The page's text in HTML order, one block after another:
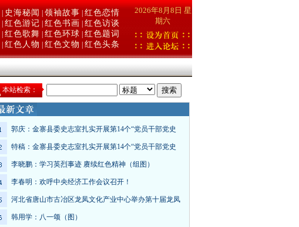
史海秘闻 领袖故事 红色恋情
红色游记 红色书画
红色访谈
红色歌舞 红色环球 红色题词
红色人物 红色文物 红色头条
2026年8月8日 星
期六
本站检索：
郭庆：金寨县委史志室扎实开展第14个“党员干部党史
特稿：金寨县委史志室扎实开展第14个“党员干部党史
李晓鹏：学习英烈事迹 赓续红色精神（组图）
李春明：欢呼中央经济工作会议召开！
河北省唐山市古冶区龙凤文化产业中心举办第十届龙凤
韩用学：八一颂（图）